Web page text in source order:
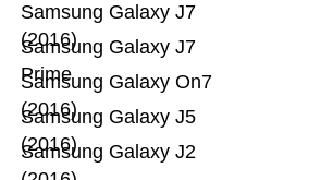
Samsung Galaxy J2
Samsung Galaxy J5
(2016)
Samsung Galaxy On7
(2016)
Samsung Galaxy J7
Prime
Samsung Galaxy J7
(2016)